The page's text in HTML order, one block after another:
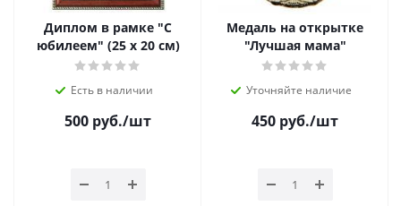
Диплом в рамке "С
юбилеем" (25 х 20 см)
Есть в наличии
500 руб./шт
Медаль на открытке
"Лучшая мама"
Уточняйте наличие
450 руб./шт